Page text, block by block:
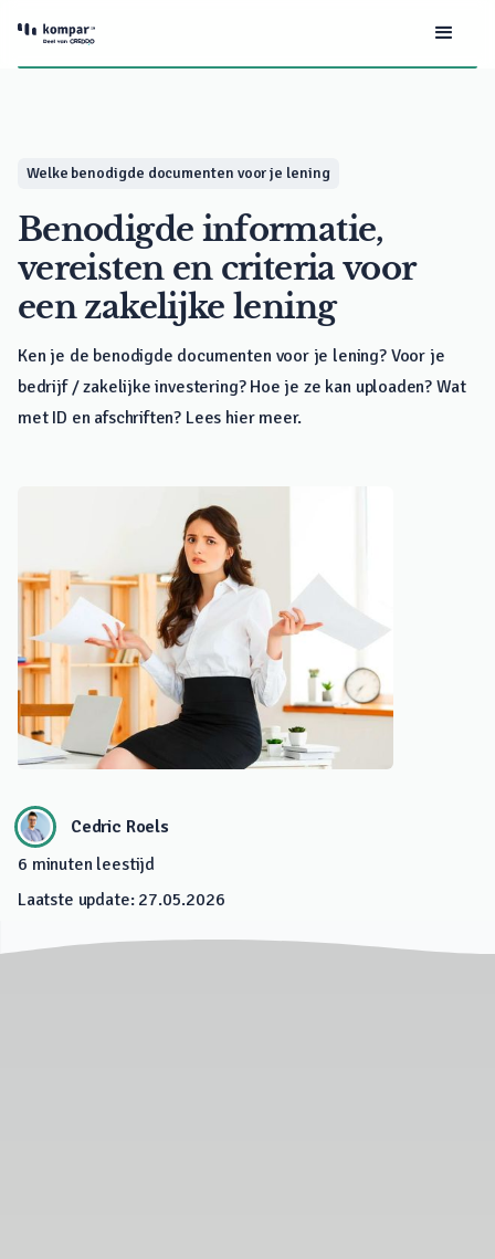
Welke benodigde documenten voor je lening
Benodigde informatie,
vereisten en criteria voor
een zakelijke lening
Ken je de benodigde documenten voor je lening? Voor je
bedrijf / zakelijke investering? Hoe je ze kan uploaden? Wat
met ID en afschriften? Lees hier meer.
Cedric Roels
6 minuten leestijd
Laatste update: 27.05.2026